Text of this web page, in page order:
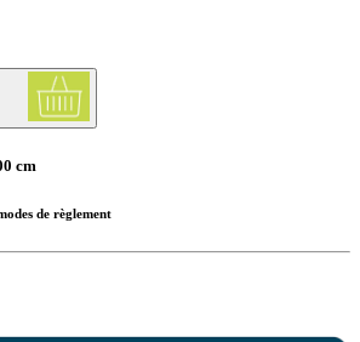
cm
de règlement